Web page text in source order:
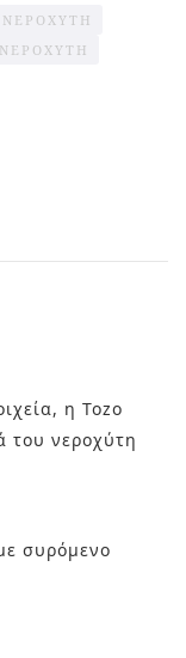
η Tozo
του νεροχύτη
συρόμενο